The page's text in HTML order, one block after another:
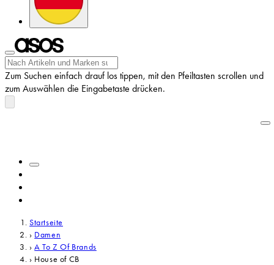
Zum Suchen einfach drauf los tippen, mit den Pfeiltasten scrollen und
zum Auswählen die Eingabetaste drücken.
Startseite
› Damen
› A To Z Of Brands
› House of CB